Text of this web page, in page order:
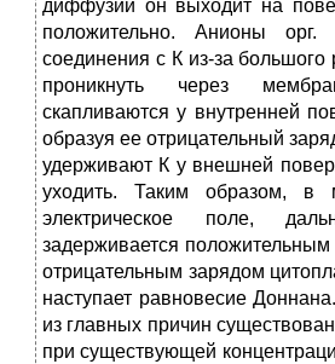
диффузии он выходит на
положительно. Анионы орг.
соединения с К из-за
проникнуть через
скапливаются у внутренней
образуя ее отрицательный
удерживают К у внешней
уходить. Таким образом, в
электрическое поле,
задерживается
отрицательным зарядом
наступает равновесие
из главных причин
при существующей